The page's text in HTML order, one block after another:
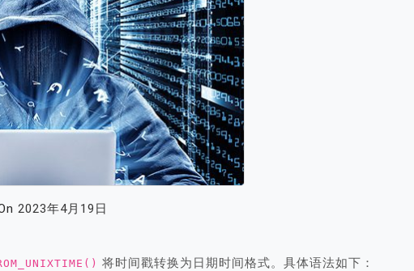
2023年4月19日
将时间戳转换为日期时间格式。具体语法如下：